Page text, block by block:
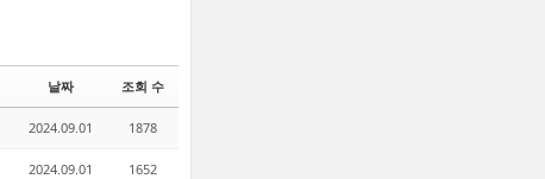
날짜 조회 수
2024.09.01 1878
2024.09.01 1652